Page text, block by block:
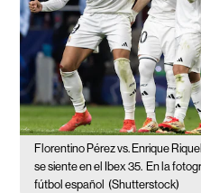
Florentino Pérez vs. Enrique
se siente en el Ibex 35. En la
fútbol español (Shutterstock)